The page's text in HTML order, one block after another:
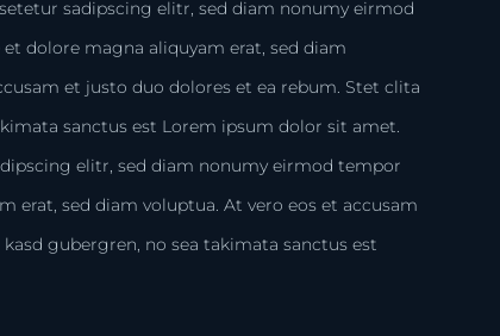
sadipscing elitr, sed diam nonumy eirmod
dolore magna aliquyam erat, sed diam
et justo duo dolores et ea rebum. Stet clita
sanctus est Lorem ipsum dolor sit amet.
elitr, sed diam nonumy eirmod tempor
erat, sed diam voluptua. At vero eos et accusam
gubergren, no sea takimata sanctus est